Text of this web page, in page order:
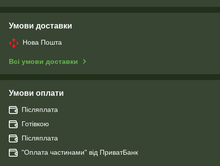
Умови доставки
Нова Пошта
Всі умови доставки
Умови оплати
Післяплата
Готівкою
Післяплата
"Оплата чаcтинами" від ПриватБанк